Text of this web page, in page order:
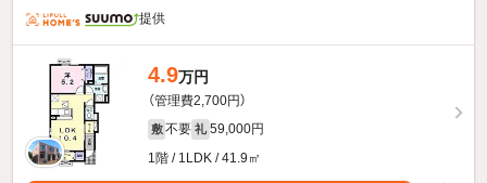
提供
4.9万円
（管理費2,700円）
敷 不要 礼 59,000円
1階 / 1LDK / 41.9㎡